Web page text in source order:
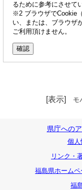
るために参考にさせて
※2 ブラウザでCookie
い、または、ブラウザ
ご利用頂けません。
[表示] モ
県庁への
個人
リンク・
福島県ホーム
福